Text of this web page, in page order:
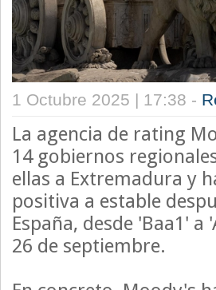
1 Octubre 2025 | 17:38 -
La agencia de rating
14 gobiernos
ellas a Extremadura y
positiva a estable
España, desde 'Baa1'
26 de septiembre.